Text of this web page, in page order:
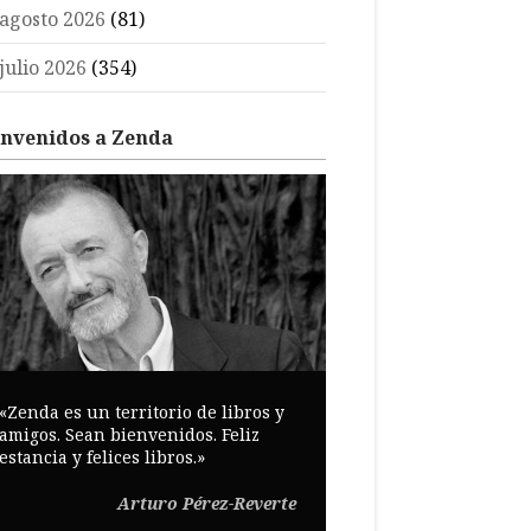
2026 (81)
2026 (354)
a Zenda
es un territorio de libros y
Sean bienvenidos. Feliz
y felices libros.»
Arturo Pérez-Reverte